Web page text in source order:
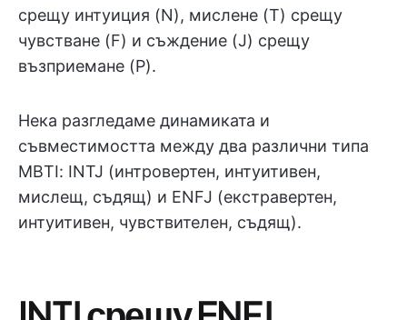
срещу интуиция (N), мислене (T) срещу
чувстване (F) и съждение (J) срещу
възприемане (P).
Нека разгледаме динамиката и
съвместимостта между два различни типа
MBTI: INTJ (интровертен, интуитивен,
мислещ, съдящ) и ENFJ (екстравертен,
интуитивен, чувствителен, съдящ).